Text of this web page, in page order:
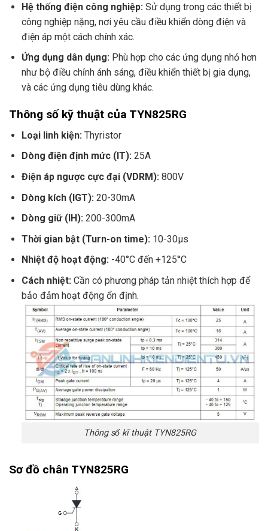
Hệ thống điện công nghiệp:Sử dụng trong các thiết bị
công nghiệp nặng, nơi yêu cầu điều khiển dòng điện và
điện áp một cách chính xác.
Ứng dụng dân dụng:Phù hợp cho các ứng dụng nhỏ hơn
như bộ điều chỉnh ánh sáng, điều khiển thiết bị gia dụng,
và các ứng dụng tiêu dùng khác.
Thông số kỹ thuật của TYN825RG
Loại linh kiện: Thyristor
Dòng điện định mức (IT):25A
Điện áp ngược cực đại (VDRM):800V
Dòng kích (IGT): 20-30mA
Dòng giữ (IH):200-300mA
Thời gian bật (Turn-on time): 10-30μs
Nhiệt độ hoạt động:-40°C đến +125°C
Cách nhiệt:Cần có phương pháp tản nhiệt thích hợp để
bảo đảm hoạt động ổn định.
Thông số kĩ thuật TYN825RG
Sơ đồ chân TYN825RG